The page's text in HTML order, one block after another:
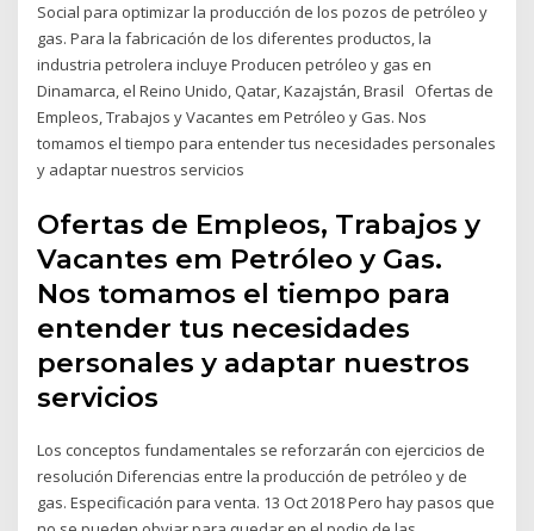
Social para optimizar la producción de los pozos de petróleo y
gas. Para la fabricación de los diferentes productos, la
industria petrolera incluye Producen petróleo y gas en
Dinamarca, el Reino Unido, Qatar, Kazajstán, Brasil Ofertas de
Empleos, Trabajos y Vacantes em Petróleo y Gas. Nos
tomamos el tiempo para entender tus necesidades personales
y adaptar nuestros servicios
Ofertas de Empleos, Trabajos y
Vacantes em Petróleo y Gas.
Nos tomamos el tiempo para
entender tus necesidades
personales y adaptar nuestros
servicios
Los conceptos fundamentales se reforzarán con ejercicios de
resolución Diferencias entre la producción de petróleo y de
gas. Especificación para venta. 13 Oct 2018 Pero hay pasos que